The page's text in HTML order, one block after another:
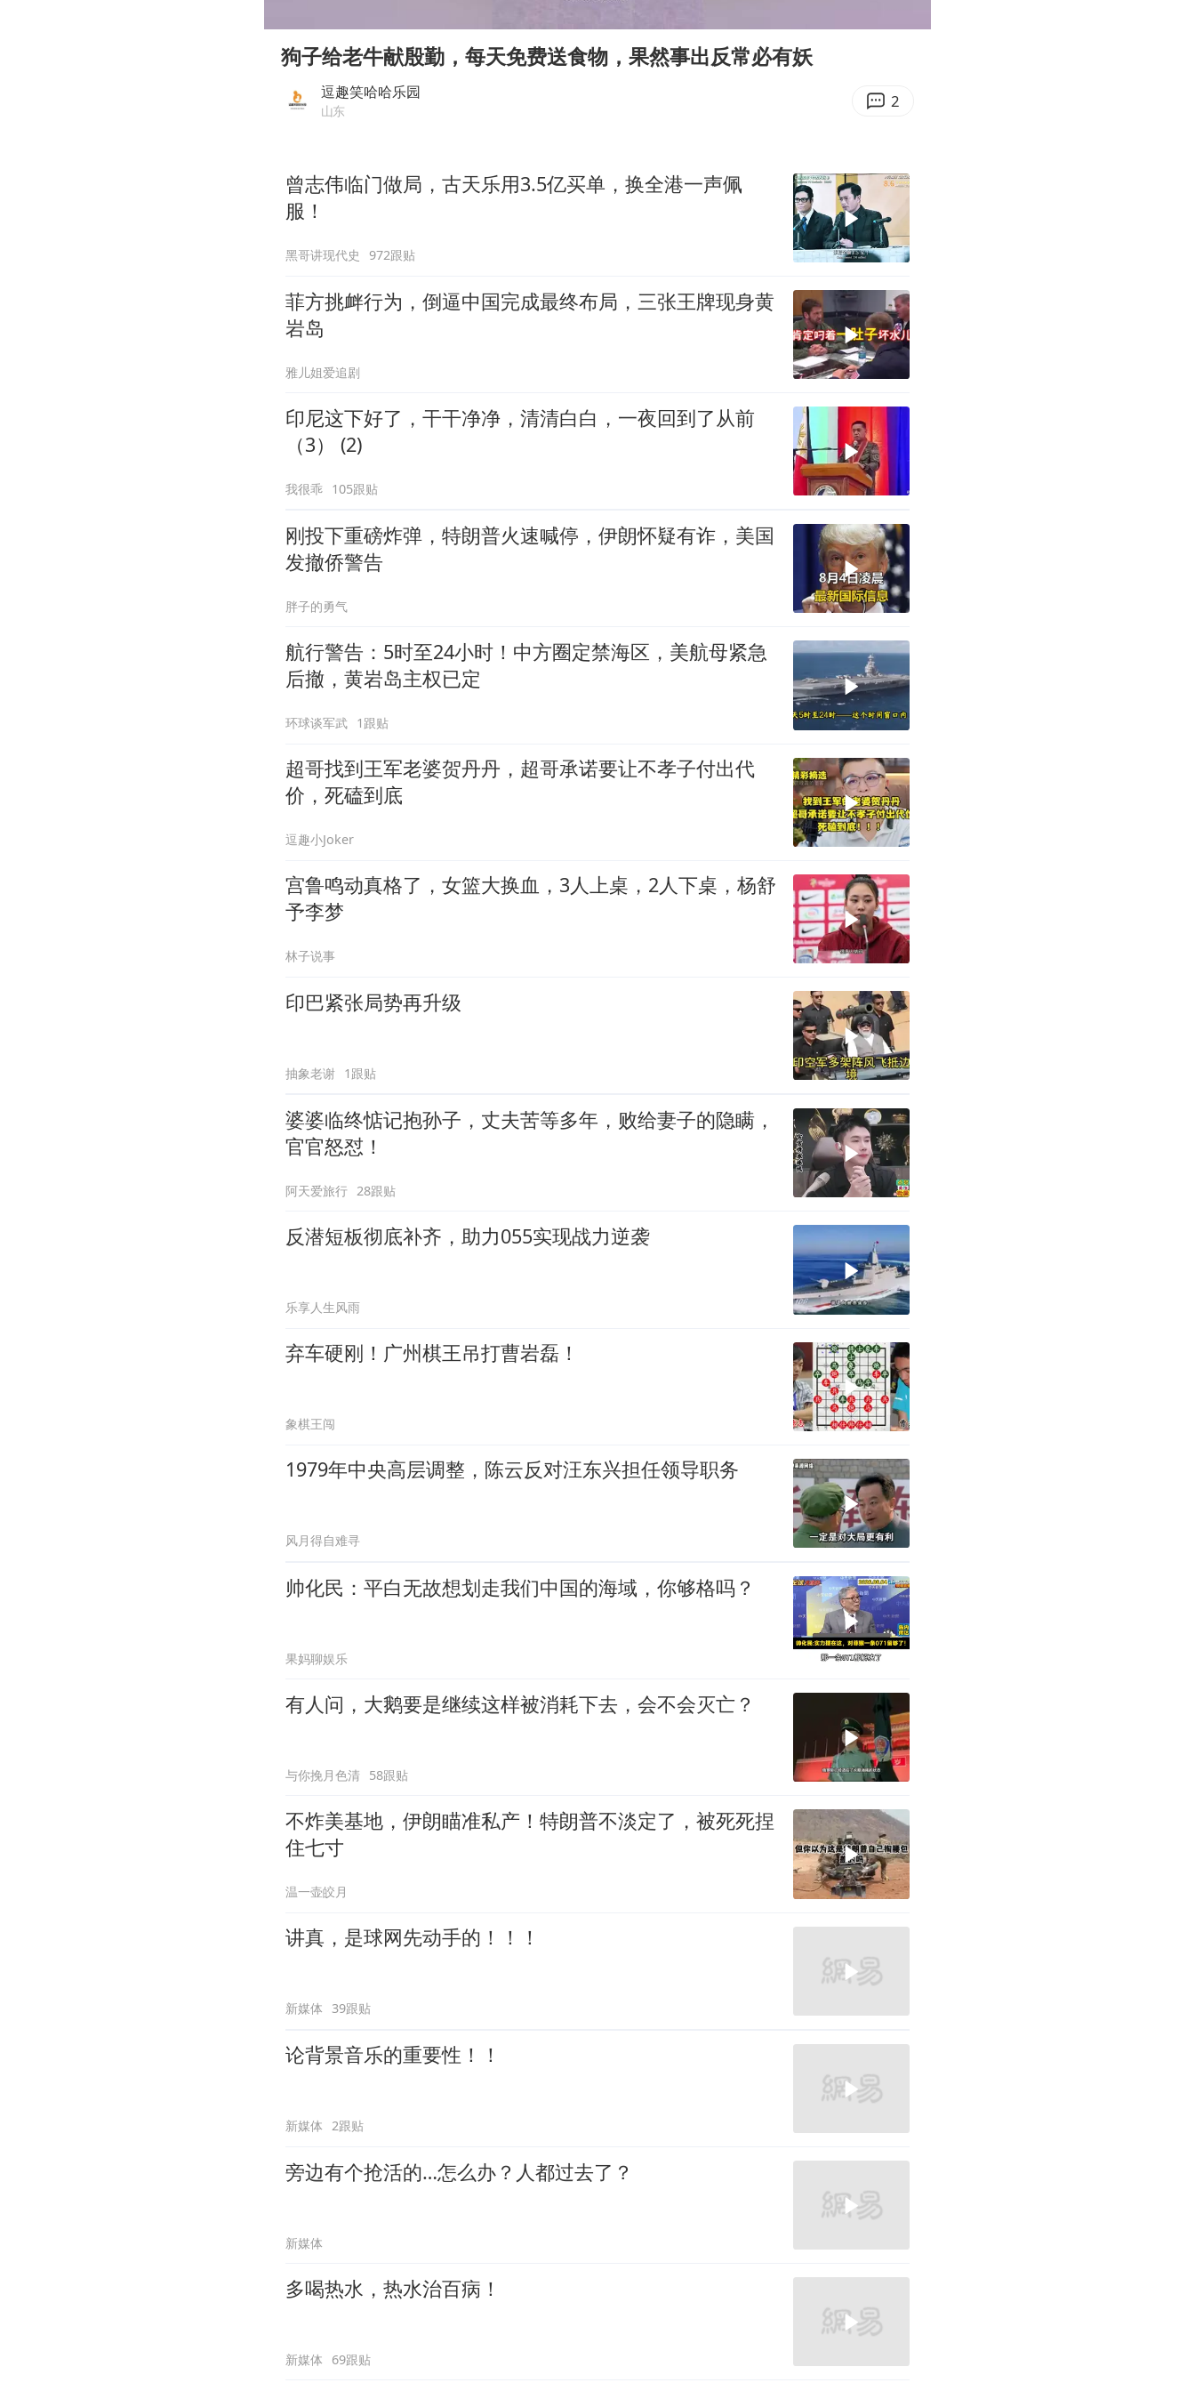
吉林一“温度计大楼”读数爆表
女子利用漏洞0元薅走3000多件家电
24小时不关空调 电费会更低吗
奋进开新局 实干挑大梁
狗子给老牛献殷勤，每天免费送食物，果然事出反常必有妖
逗趣笑哈哈乐园
山东 2
曾志伟临门做局，古天乐用3.5亿买单，换全港一声佩
服！
黑哥讲现代史 972跟贴
菲方挑衅行为，倒逼中国完成最终布局，三张王牌现身黄
岩岛
雅儿姐爱追剧
印尼这下好了，干干净净，清清白白，一夜回到了从前
（3） (2)
我很乖 105跟贴
刚投下重磅炸弹，特朗普火速喊停，伊朗怀疑有诈，美国
发撤侨警告
胖子的勇气
航行警告：5时至24小时！中方圈定禁海区，美航母紧急
后撤，黄岩岛主权已定
环球谈军武 1跟贴
超哥找到王军老婆贺丹丹，超哥承诺要让不孝子付出代
价，死磕到底
逗趣小Joker
宫鲁鸣动真格了，女篮大换血，3人上桌，2人下桌，杨舒
予李梦
林子说事
印巴紧张局势再升级
抽象老谢 1跟贴
婆婆临终惦记抱孙子，丈夫苦等多年，败给妻子的隐瞒，
官官怒怼！
阿天爱旅行 28跟贴
反潜短板彻底补齐，助力055实现战力逆袭
乐享人生风雨
弃车硬刚！广州棋王吊打曹岩磊！
象棋王闯
1979年中央高层调整，陈云反对汪东兴担任领导职务
风月得自难寻
帅化民：平白无故想划走我们中国的海域，你够格吗？
果妈聊娱乐
有人问，大鹅要是继续这样被消耗下去，会不会灭亡？
与你挽月色清 58跟贴
不炸美基地，伊朗瞄准私产！特朗普不淡定了，被死死捏
住七寸
温一壶皎月
讲真，是球网先动手的！！！
新媒体 39跟贴
论背景音乐的重要性！！
新媒体 2跟贴
旁边有个抢活的…怎么办？人都过去了？
新媒体
多喝热水，热水治百病！
新媒体 69跟贴